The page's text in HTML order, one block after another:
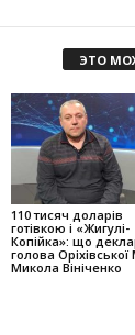
ЭТО
110 тисяч доларів
готівкою і «Жигулі-
Копійка»: що
голова
Микола Вініченко